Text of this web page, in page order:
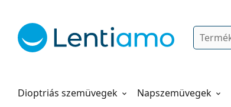
Keresés
Folyadékok
Dioptriás szemüvegek Napszemüvegek
Hogyan rendeljen